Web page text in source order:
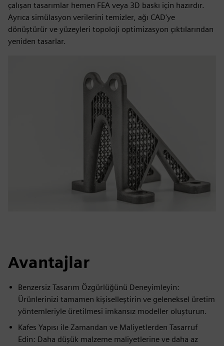
çalışan tasarımlar hemen FEA veya 3D baskı için hazırdır.
Ayrıca simülasyon verilerini temizler, ağı CAD'ye
dönüştürür ve yüzeyleri topoloji optimizasyon çıktılarından
yeniden tasarlar.
Avantajlar
Benzersiz Tasarım Özgürlüğünü Deneyimleyin:
Ürünlerinizi tamamen kişiselleştirin ve geleneksel üretim
yöntemleriyle üretilmesi imkansız modeller oluşturun.
Kafes Yapısı ile Zamandan ve Maliyetlerden Tasarruf
Edin: Daha düşük malzeme maliyetlerine ve daha az